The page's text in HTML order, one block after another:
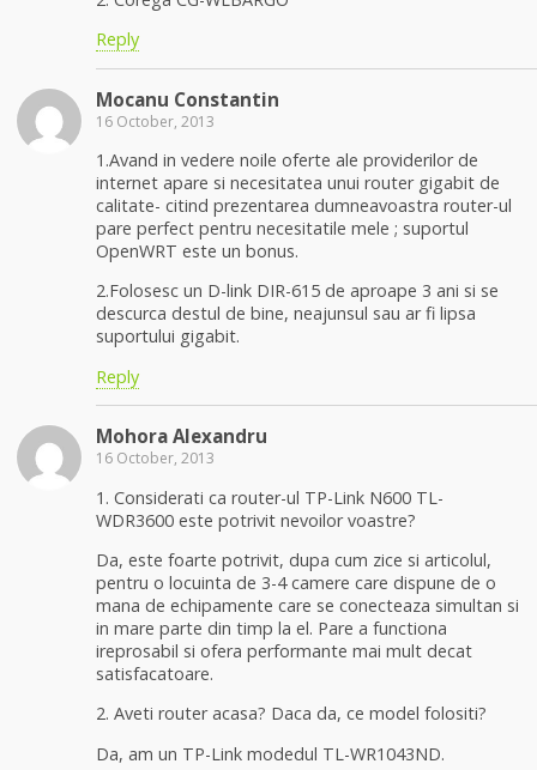
Reply
Mocanu Constantin
16 October, 2013
1.Avand in vedere noile oferte ale providerilor de
internet apare si necesitatea unui router gigabit de
calitate- citind prezentarea dumneavoastra router-ul
pare perfect pentru necesitatile mele ; suportul
OpenWRT este un bonus.
2.Folosesc un D-link DIR-615 de aproape 3 ani si se
descurca destul de bine, neajunsul sau ar fi lipsa
suportului gigabit.
Reply
Mohora Alexandru
16 October, 2013
1. Considerati ca router-ul TP-Link N600 TL-
WDR3600 este potrivit nevoilor voastre?
Da, este foarte potrivit, dupa cum zice si articolul,
pentru o locuinta de 3-4 camere care dispune de o
mana de echipamente care se conecteaza simultan si
in mare parte din timp la el. Pare a functiona
ireprosabil si ofera performante mai mult decat
satisfacatoare.
2. Aveti router acasa? Daca da, ce model folositi?
Da, am un TP-Link modedul TL-WR1043ND.